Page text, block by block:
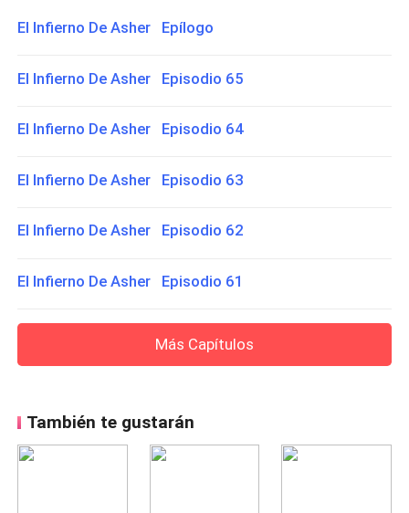
El Infierno De Asher Epílogo
El Infierno De Asher Episodio 65
El Infierno De Asher Episodio 64
El Infierno De Asher Episodio 63
El Infierno De Asher Episodio 62
El Infierno De Asher Episodio 61
Más Capítulos
También te gustarán